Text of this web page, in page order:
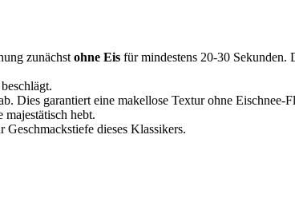
zunächst ohne Eis für mindestens 20-30 Sekunden.
Dies garantiert eine makellose Textur ohne Eischnee-
hebt.
dieses Klassikers.